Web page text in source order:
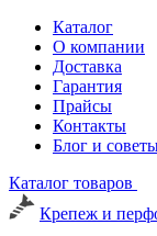
Каталог
О компании
Доставка
Гарантия
Прайсы
Контакты
Блог и
Каталог товаров
Крепеж и